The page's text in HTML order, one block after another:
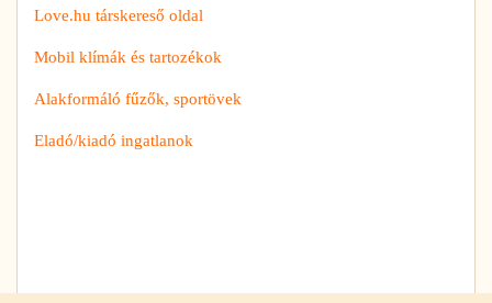
Love.hu társkereső oldal
Mobil klímák és tartozékok
Alakformáló fűzők, sportövek
Eladó/kiadó ingatlanok